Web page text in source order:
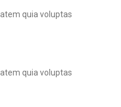
quia voluptas
quia voluptas